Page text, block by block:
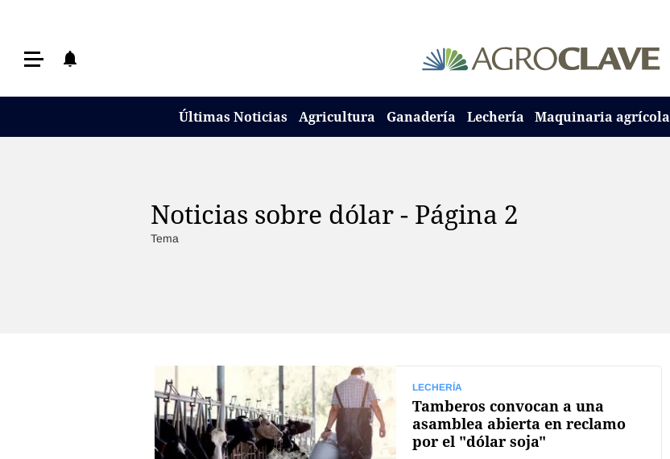
Últimas Noticias Agricultura Ganadería Lechería Maquinaria agrícola
Noticias sobre dólar - Página 2
Tema
LECHERÍA
Tamberos convocan a una
asamblea abierta en reclamo
por el "dólar soja"